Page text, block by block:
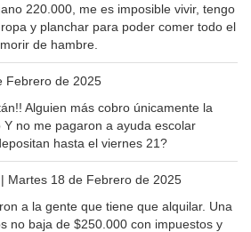
220.000, me es imposible vivir, tengo
y planchar para poder comer todo el
de hambre.
Febrero de 2025
Alguien más cobro únicamente la
no me pagaron a ayuda escolar
hasta el viernes 21?
| Martes 18 de Febrero de 2025
a la gente que tiene que alquilar. Una
no baja de $250.000 con impuestos y